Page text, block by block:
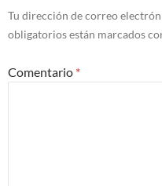
Tu dirección de correo
obligatorios están marcados
Comentario *